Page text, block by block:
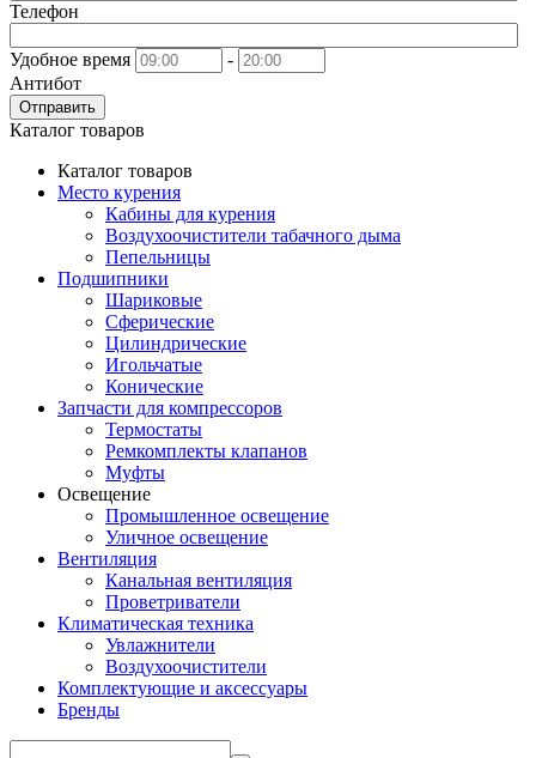
Телефон
Удобное время
-
Антибот
Отправить
Каталог товаров
Каталог товаров
Место курения
Кабины для курения
Воздухоочистители табачного дыма
Пепельницы
Подшипники
Шариковые
Сферические
Цилиндрические
Игольчатые
Конические
Запчасти для компрессоров
Термостаты
Ремкомплекты клапанов
Муфты
Освещение
Промышленное освещение
Уличное освещение
Вентиляция
Канальная вентиляция
Проветриватели
Климатическая техника
Увлажнители
Воздухоочистители
Комплектующие и аксессуары
Бренды